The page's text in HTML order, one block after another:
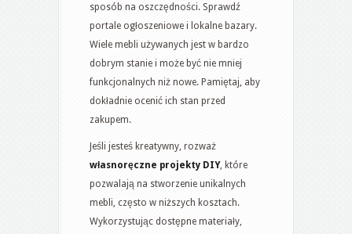
sposób na oszczędności. Sprawdź
portale ogłoszeniowe i lokalne bazary.
Wiele mebli używanych jest w bardzo
dobrym stanie i może być nie mniej
funkcjonalnych niż nowe. Pamiętaj, aby
dokładnie ocenić ich stan przed
zakupem.
Jeśli jesteś kreatywny, rozważ
własnoręczne projekty DIY, które
pozwalają na stworzenie unikalnych
mebli, często w niższych kosztach.
Wykorzystując dostępne materiały,